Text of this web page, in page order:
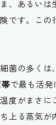
、あるい
です。 この
菌の多く
で最も活
度がまさ
上る蒸気